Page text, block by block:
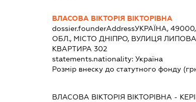
ВЛАСОВА ВІКТОРІЯ ВІКТОРІВНА
dossier.founderAddressУКРАЇНА,
ОБЛ., МІСТО ДНІПРО, ВУЛИЦЯ
КВАРТИРА 302
statements.nationality: Україна
Розмір внеску до статутного фонду
ВЛАСОВА ВІКТОРІЯ ВІКТОРІВНА -